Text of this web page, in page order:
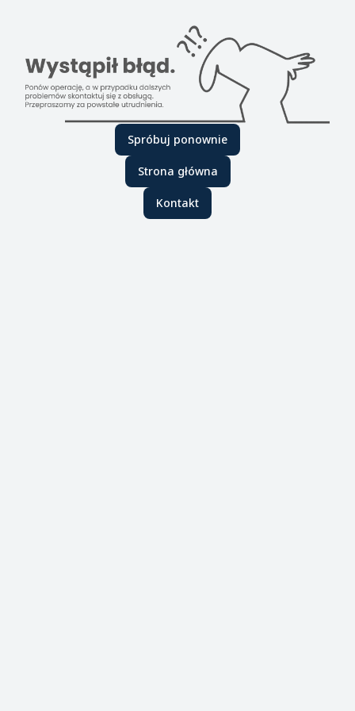
Spróbuj ponownie
Strona główna
Kontakt